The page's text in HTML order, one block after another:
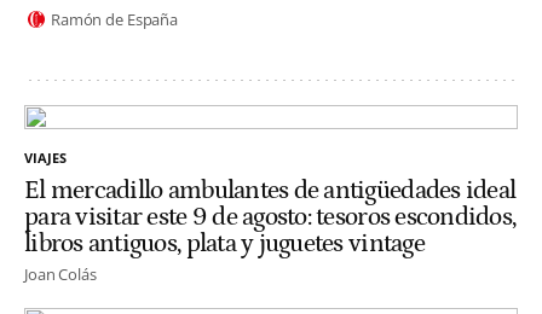
Ramón de España
VIAJES
El mercadillo ambulantes de antigüedades ideal
para visitar este 9 de agosto: tesoros escondidos,
libros antiguos, plata y juguetes vintage
Joan Colás